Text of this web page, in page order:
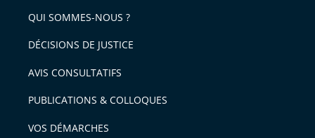
arriver
après
l'article
pour
avant
QUI SOMMES-NOUS ?
DÉCISIONS DE JUSTICE
AVIS CONSULTATIFS
PUBLICATIONS & COLLOQUES
VOS DÉMARCHES